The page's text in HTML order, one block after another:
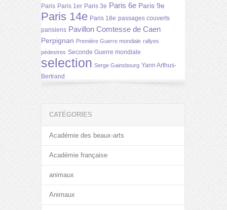
Paris Paris 1er Paris 3e Paris 6e Paris 9e
Paris 14e Paris 18e passages couverts
parisiens Pavillon Comtesse de Caen
Perpignan Première Guerre mondiale rallyes
pédestres Seconde Guerre mondiale
selection Serge Gainsbourg Yann Arthus-
Bertrand
CATÉGORIES
Académie des beaux-arts
Académie française
animaux
Animaux